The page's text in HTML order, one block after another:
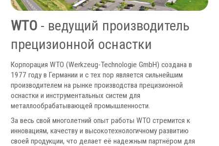
WTO - ведущий производитель
прецизионной оснастки
Корпорация WTO (Werkzeug-Technologie GmbH) создана в
1977 году в Германии и с тех пор является сильнейшим
производителем на рынке производства прецизионной
оснастки и инструментальных систем для
металлообрабатывающей промышленности.
За весь свой многолетний опыт работы WTO стремится к
инновациям, качеству и высокотехнологичному развитию
своей продукции, что делает её надежным партнёром для